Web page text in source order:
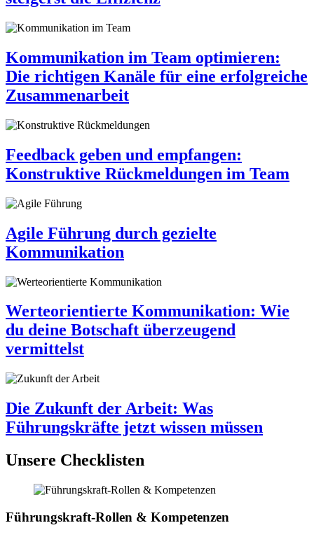
Kommunikation im Team optimieren:
Die richtigen Kanäle für eine erfolgreiche
Zusammenarbeit
Feedback geben und empfangen:
Konstruktive Rückmeldungen im Team
Agile Führung durch gezielte
Kommunikation
Werteorientierte Kommunikation: Wie
du deine Botschaft überzeugend
vermittelst
Die Zukunft der Arbeit: Was
Führungskräfte jetzt wissen müssen
Unsere Checklisten
Führungskraft-Rollen & Kompetenzen